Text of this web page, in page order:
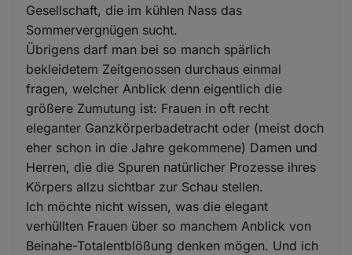
Gesellschaft, die im kühlen Nass das
Sommervergnügen sucht.
Übrigens darf man bei so manch spärlich
bekleidetem Zeitgenossen durchaus einmal
fragen, welcher Anblick denn eigentlich die
größere Zumutung ist: Frauen in oft recht
eleganter Ganzkörperbadetracht oder (meist doch
eher schon in die Jahre gekommene) Damen und
Herren, die die Spuren natürlicher Prozesse ihres
Körpers allzu sichtbar zur Schau stellen.
Ich möchte nicht wissen, was die elegant
verhüllten Frauen über so manchem Anblick von
Beinahe-Totalentblößung denken mögen. Und ich